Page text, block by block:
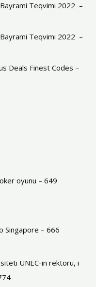
Teqvimi 2022 ️ –
Teqvimi 2022 ️ –
Deals Finest Codes –
oyunu – 649
Singapore – 666
UNEC-in rektoru, i